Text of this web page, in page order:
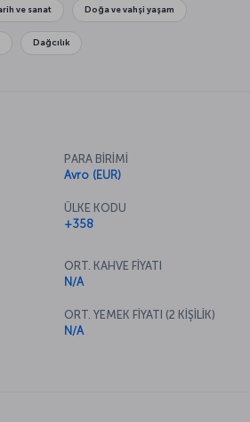
lezzetleriyle etkilesin.
ve sanat Doğa ve vahşi yaşam
Dağcılık
PARA BİRİMİ
Avro (EUR)
ÜLKE KODU
+358
ORT. KAHVE FİYATI
N/A
ORT. YEMEK FİYATI (2 KİŞİLİK)
N/A